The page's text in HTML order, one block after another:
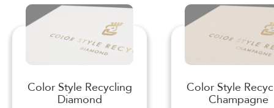
Color Style Recycling
Diamond
Color Style
Champagne